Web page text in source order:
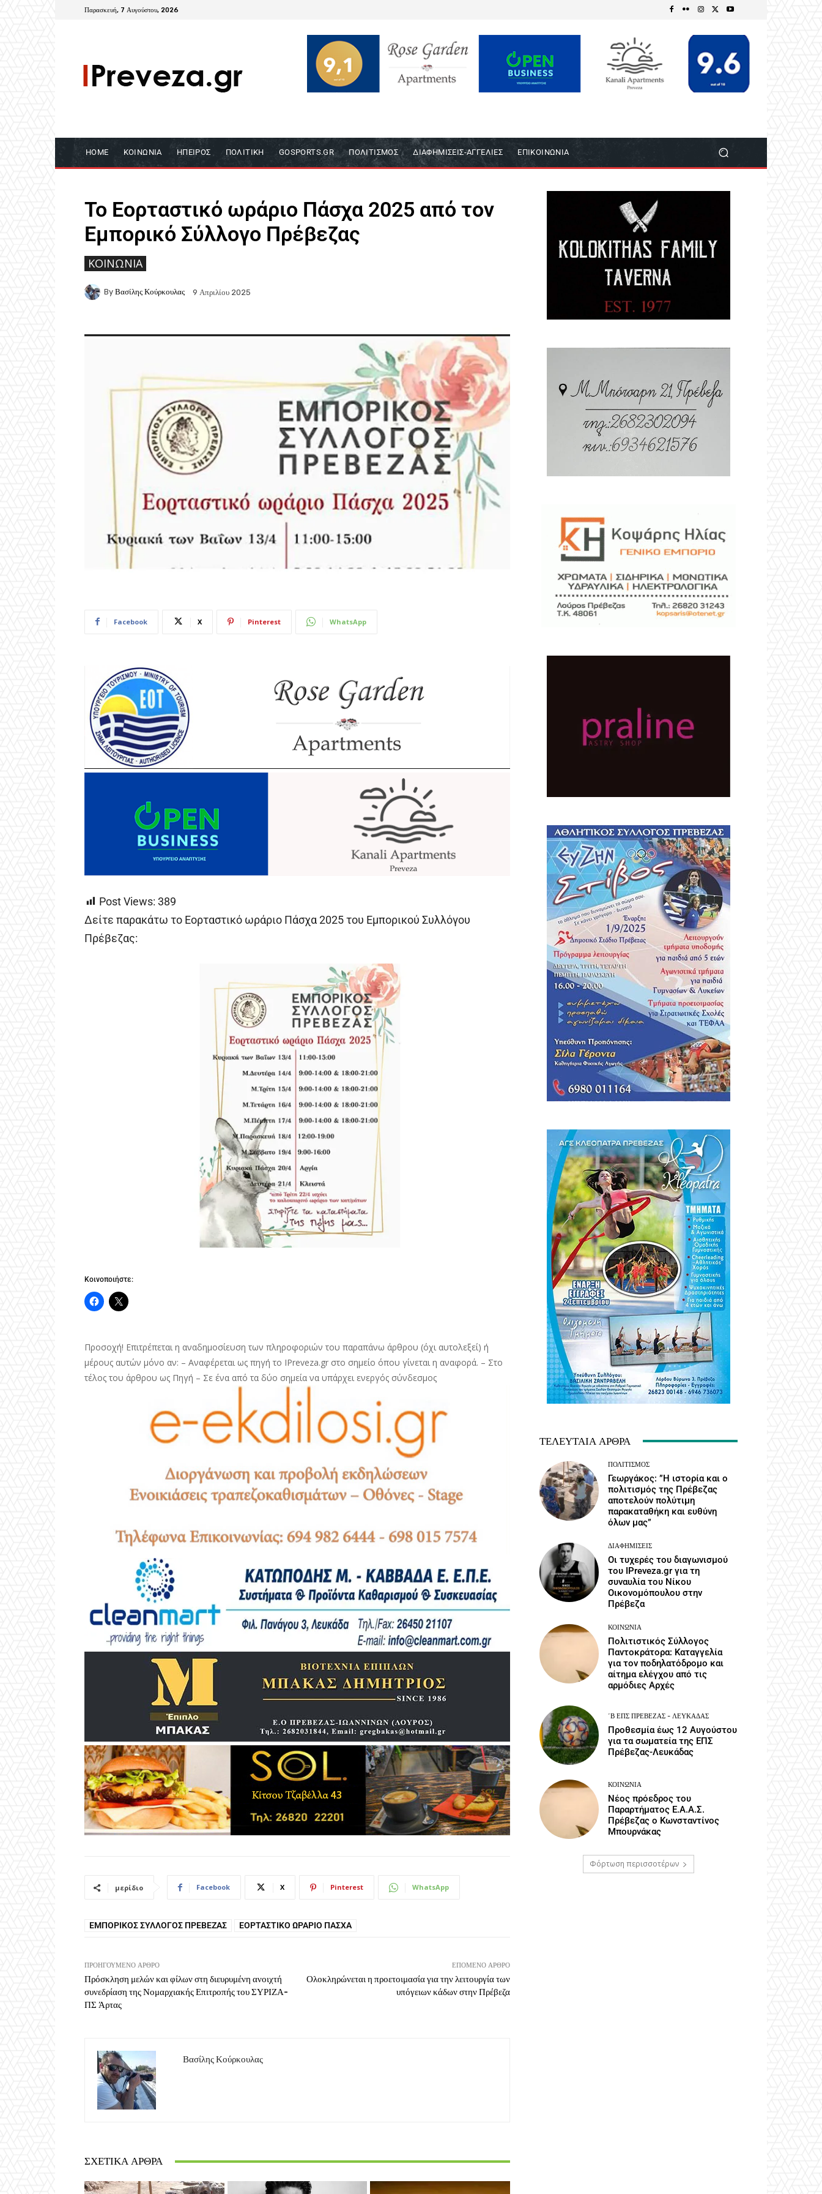
Παρασκευή, 7 Αυγούστου, 2026
HOME ΚΟΙΝΩΝΊΑ ΉΠΕΙΡΟΣ ΠΟΛΙΤΙΚΉ GOSPORTS.GR ΠΟΛΙΤΙΣΜΌΣ ΔΙΑΦΗΜΊΣΕΙΣ-ΑΓΓΕΛΊΕΣ ΕΠΙΚΟΙΝΩΝΙΑ
To Εορταστικό ωράριο Πάσχα 2025 από τον
Εμπορικό Σύλλογο Πρέβεζας
ΚΟΙΝΩΝΙΑ
By Βασίλης Κούρκουλας 9 Απριλίου 2025
Facebook X Pinterest WhatsApp
Post Views: 389
Δείτε παρακάτω το Εορταστικό ωράριο Πάσχα 2025 του Εμπορικού Συλλόγου
Πρέβεζας:
Κοινοποιήστε:
Προσοχή! Επιτρέπεται η αναδημοσίευση των πληροφοριών του παραπάνω άρθρου (όχι αυτολεξεί) ή
μέρους αυτών μόνο αν: – Αναφέρεται ως πηγή το IPreveza.gr στο σημείο όπου γίνεται η αναφορά. – Στο
τέλος του άρθρου ως Πηγή – Σε ένα από τα δύο σημεία να υπάρχει ενεργός σύνδεσμος
μερίδιο Facebook X Pinterest WhatsApp
ΕΜΠΟΡΙΚΌΣ ΣΎΛΛΟΓΟΣ ΠΡΈΒΕΖΑΣ ΕΟΡΤΑΣΤΙΚΌ ΩΡΆΡΙΟ ΠΆΣΧΑ
ΠΡΟΗΓΟΎΜΕΝΟ ΆΡΘΡΟ
Πρόσκληση μελών και φίλων στη διευρυμένη ανοιχτή
συνεδρίαση της Νομαρχιακής Επιτροπής του ΣΥΡΙΖΑ-
ΠΣ Άρτας
ΕΠΌΜΕΝΟ ΆΡΘΡΟ
Ολοκληρώνεται η προετοιμασία για την λειτουργία των
υπόγειων κάδων στην Πρέβεζα
Βασίλης Κούρκουλας
ΣΧΕΤΙΚΆ ΆΡΘΡΑ
ΤΕΛΕΥΤΑΊΑ ΆΡΘΡΑ
ΠΟΛΙΤΙΣΜΌΣ
Γεωργάκος: ”Η ιστορία και ο
πολιτισμός της Πρέβεζας
αποτελούν πολύτιμη
παρακαταθήκη και ευθύνη
όλων μας”
ΔΙΑΦΗΜΊΣΕΙΣ
Οι τυχερές του διαγωνισμού
του IPreveza.gr για τη
συναυλία του Νίκου
Οικονομόπουλου στην
Πρέβεζα
ΚΟΙΝΩΝΙΑ
Πολιτιστικός Σύλλογος
Παντοκράτορα: Καταγγελία
για τον ποδηλατόδρομο και
αίτημα ελέγχου από τις
αρμόδιες Αρχές
΄Β ΕΠΣ ΠΡΈΒΕΖΑΣ - ΛΕΥΚΆΔΑΣ
Προθεσμία έως 12 Αυγούστου
για τα σωματεία της ΕΠΣ
Πρέβεζας-Λευκάδας
ΚΟΙΝΩΝΙΑ
Νέος πρόεδρος του
Παραρτήματος Ε.Α.Α.Σ.
Πρέβεζας ο Κωνσταντίνος
Μπουρνάκας
Φόρτωση περισσοτέρων